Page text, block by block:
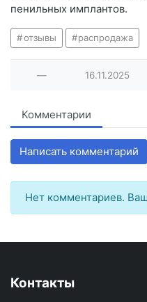
пенильных имплантов.
отзывы распродажа
— 16.11.2025
Комментарии
Написать комментарий
Нет комментариев.
Контакты